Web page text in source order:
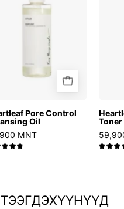
Oil
Pore Control
Oil
MNT
4.8
Toner